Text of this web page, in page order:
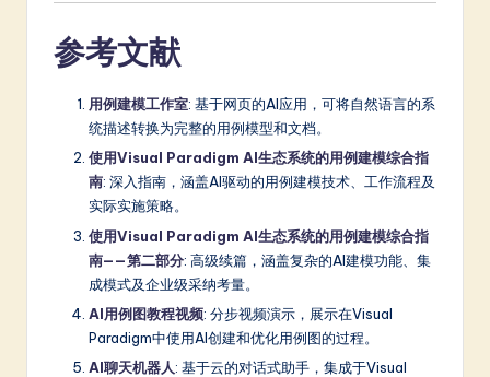
参考文献
用例建模工作室: 基于网页的AI应用，可将自然语言的系
统描述转换为完整的用例模型和文档。
使用Visual Paradigm AI生态系统的用例建模综合指
南: 深入指南，涵盖AI驱动的用例建模技术、工作流程及
实际实施策略。
使用Visual Paradigm AI生态系统的用例建模综合指
南——第二部分: 高级续篇，涵盖复杂的AI建模功能、集
成模式及企业级采纳考量。
AI用例图教程视频: 分步视频演示，展示在Visual
Paradigm中使用AI创建和优化用例图的过程。
AI聊天机器人: 基于云的对话式助手，集成于Visual